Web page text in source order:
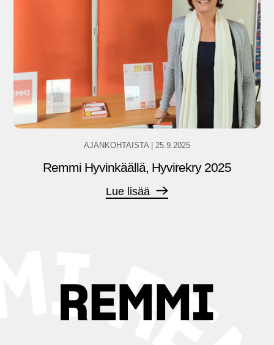
AJANKOHTAISTA 25.9.2025
Remmi Hyvinkäällä, Hyvirekry 2025
Lue lisää